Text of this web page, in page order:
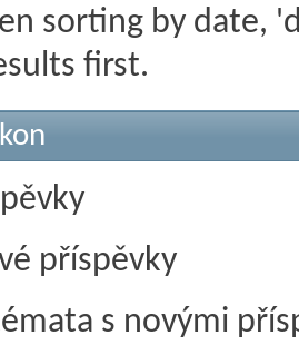
sorting by date,
first.
příspěvky
s novými